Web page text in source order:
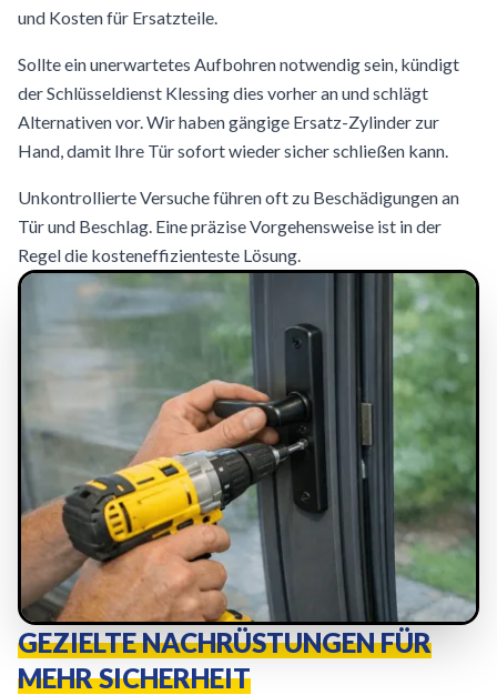
und Kosten für Ersatzteile.
Sollte ein unerwartetes Aufbohren notwendig sein, kündigt
der Schlüsseldienst Klessing dies vorher an und schlägt
Alternativen vor. Wir haben gängige Ersatz-Zylinder zur
Hand, damit Ihre Tür sofort wieder sicher schließen kann.
Unkontrollierte Versuche führen oft zu Beschädigungen an
Tür und Beschlag. Eine präzise Vorgehensweise ist in der
Regel die kosteneffizienteste Lösung.
GEZIELTE NACHRÜSTUNGEN FÜR
MEHR SICHERHEIT